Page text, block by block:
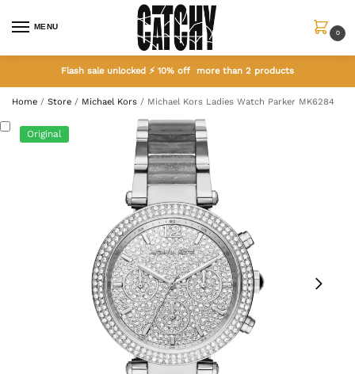
MENU
0
Flash sale unlocked ⚡ 10% off more than 2 products
Home / Store / Michael Kors / Michael Kors Ladies Watch Parker MK6284
Original